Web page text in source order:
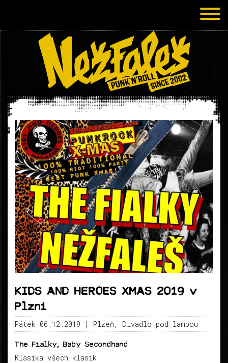
KIDS AND HEROES XMAS 2019 v
Plzni
Pátek 06.12.2019 | Plzeň, Divadlo pod lampou
The Fialky, Baby Secondhand
Klasika všech klasik!